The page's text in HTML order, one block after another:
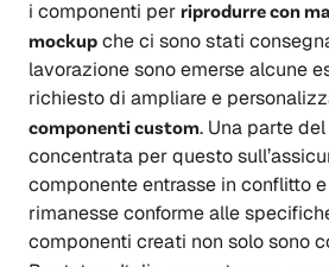
i componenti per riprodurre con
mockup che ci sono stati
lavorazione sono emerse alcune
richiesto di ampliare e
componenti custom. Una parte
concentrata per questo
componente entrasse in conflitto
rimanesse conforme alle
componenti creati non solo sono